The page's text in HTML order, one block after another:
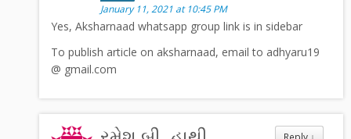
January 11, 2021 at 10:45 PM
Yes, Aksharnaad whatsapp group link is in sidebar
To publish article on aksharnaad, email to adhyaru19
@ gmail.com